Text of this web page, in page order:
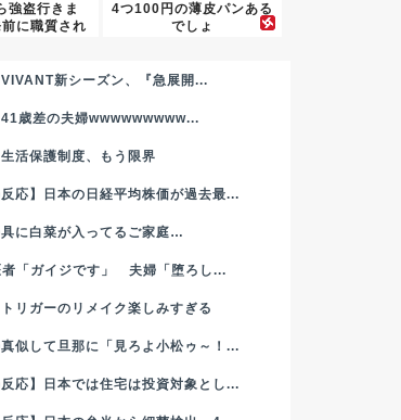
強盗行きま
に職質され
4つ100円の薄皮パンある
でしょ
VIVANT新シーズン、『急展開...
41歳差の夫婦wwwwwwwww...
生活保護制度、もう限界
反応】日本の日経平均株価が過去最...
に白菜が入ってるご家庭…
者「ガイジです」 夫婦「堕ろし...
リガーのリメイク楽しみすぎる
真似して旦那に「見ろよ小松ゥ～！...
反応】日本では住宅は投資対象とし...